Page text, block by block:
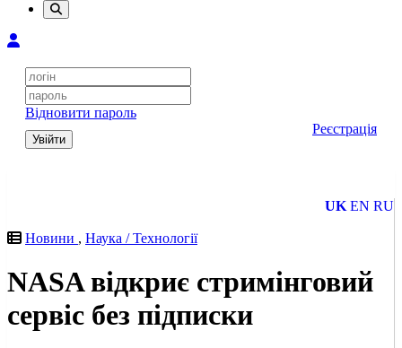
Відновити пароль
Увійти
Реєстрація
UK EN RU
Новини , Наука / Технології
NASA відкриє стримінговий
сервіс без підписки